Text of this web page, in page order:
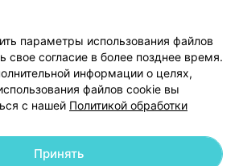
персональных данных
УНП 191700409 | 220012, Республика Беларусь,
параметры использования файлов
свое согласие в более позднее время.
информации о целях,
файлов cookie вы
с нашей Политикой обработки
Принять